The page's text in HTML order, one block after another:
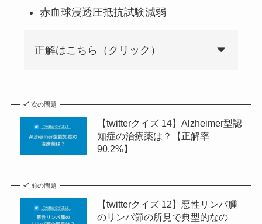
赤血球浸透圧抵抗試験減弱
正解はこちら（クリック）
次の問題
【twitterクイズ 14】Alzheimer型認
知症の治療薬は？【正解率
90.2%】
前の問題
【twitterクイズ 12】悪性リンパ腫
のリンパ節の所見で典型的なの